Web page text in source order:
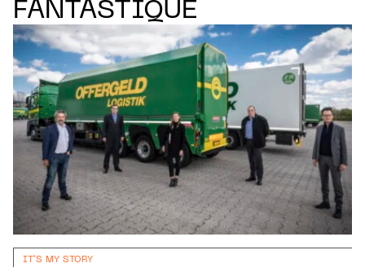
FANTASTIQUE
IT'S MY STORY